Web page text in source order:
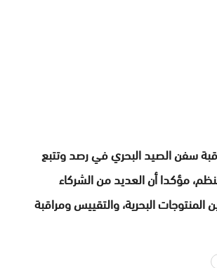
سفن الصيد البحري في رصد وتتبع
مؤكدا أن العديد من الشركاء
البحرية، والتقييس ومراقبة